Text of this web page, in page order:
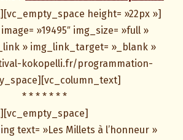
height= »22px »]
»19495″ img_size= »full »
» img_link_target= »_blank »
kokopelli.fr/programmation-
* * * * * * *
text= »Les Millets à l’honneur »